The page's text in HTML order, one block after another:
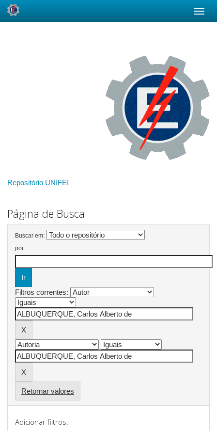
Repositório UNIFEI
Página de Busca
Buscar em:
por
Filtros correntes:
Retornar valores
Adicionar filtros: